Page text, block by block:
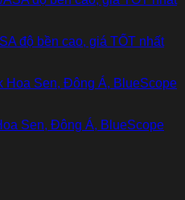
độ bền cao, giá TỐT nhất
Sen, Đông Á, BlueScope